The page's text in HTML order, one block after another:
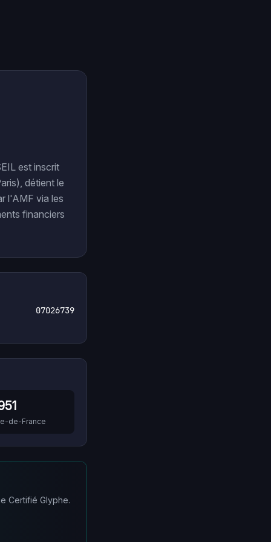
est inscrit
détient le
l'AMF via les
financiers
07026739
de-France
Certifié Glyphe.